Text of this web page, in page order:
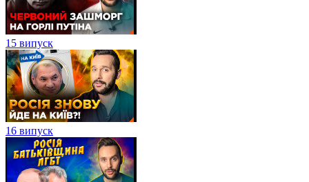
15 випуск
16 випуск